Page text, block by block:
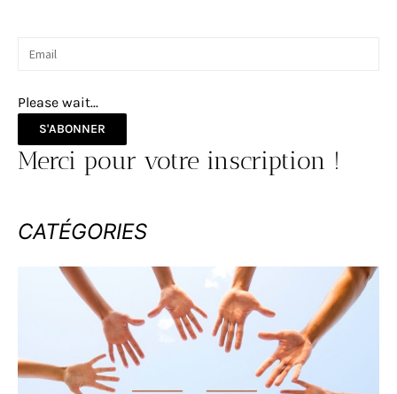
Please wait...
S'ABONNER
Merci pour votre inscription !
CATÉGORIES